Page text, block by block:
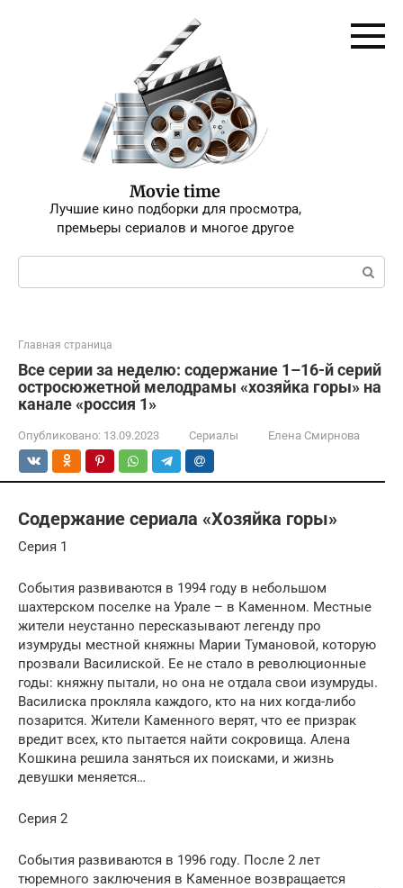
Movie time
Лучшие кино подборки для просмотра,
премьеры сериалов и многое другое
Поиск:
Главная страница
Все серии за неделю: содержание 1–16-й серий
остросюжетной мелодрамы «хозяйка горы» на
канале «россия 1»
Опубликовано: 13.09.2023 Сериалы Елена Смирнова
Содержание сериала «Хозяйка горы»
Серия 1
События развиваются в 1994 году в небольшом
шахтерском поселке на Урале – в Каменном. Местные
жители неустанно пересказывают легенду про
изумруды местной княжны Марии Тумановой, которую
прозвали Василиской. Ее не стало в революционные
годы: княжну пытали, но она не отдала свои изумруды.
Василиска прокляла каждого, кто на них когда-либо
позарится. Жители Каменного верят, что ее призрак
вредит всех, кто пытается найти сокровища. Алена
Кошкина решила заняться их поисками, и жизнь
девушки меняется…
Серия 2
События развиваются в 1996 году. После 2 лет
тюремного заключения в Каменное возвращается